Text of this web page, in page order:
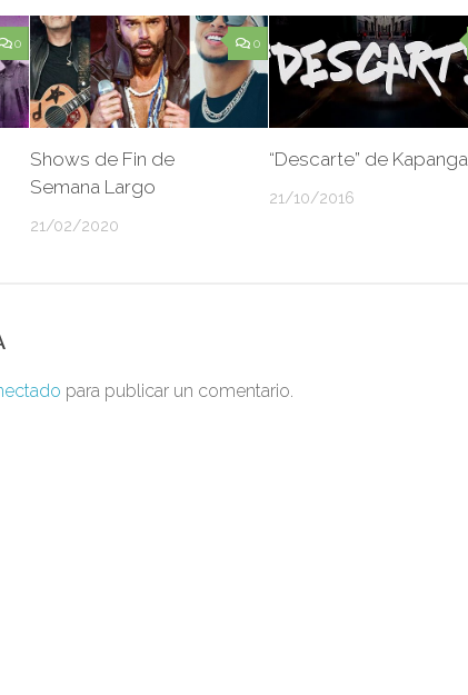
0 0
Shows de Fin de
Semana Largo
21/02/2020
“Descarte” de Kapanga
21/10/2016
para publicar un comentario.